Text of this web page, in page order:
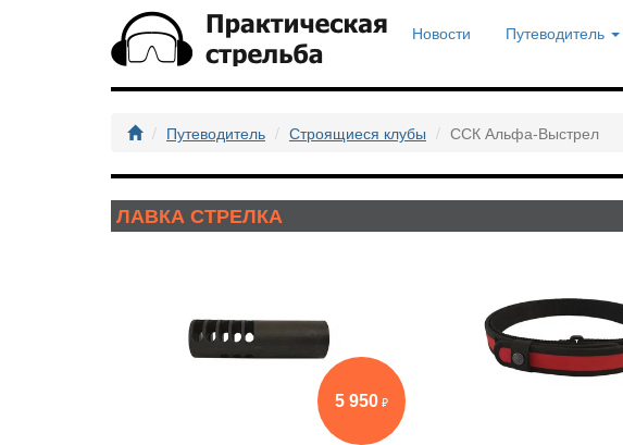
Новости Путеводитель
Путеводитель Строящиеся клубы ССК Альфа-Выстрел
ЛАВКА СТРЕЛКА
5 950